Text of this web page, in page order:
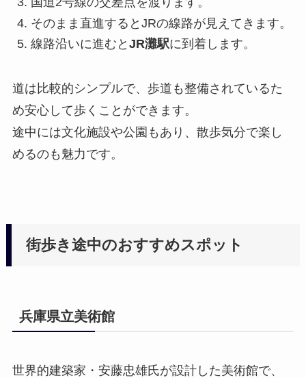
そのまま直進するとJRの線路が見えてきます。
線路沿いに進むと JR灘駅に到着します。
道は比較的シンプルで、歩道も整備されているた
め安心して歩くことができます。
途中には文化施設や公園もあり、散歩気分で楽し
めるのも魅力です。
街歩き途中のおすすめスポット
兵庫県立美術館
世界的建築家・安藤忠雄氏が設計した美術館で、